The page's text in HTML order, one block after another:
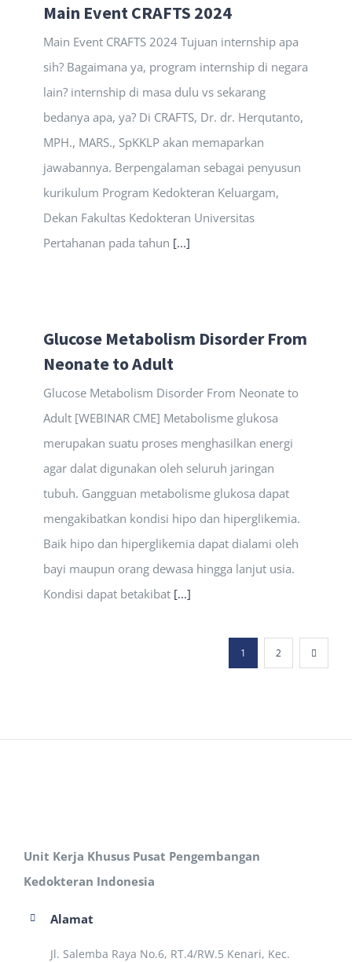
Main Event CRAFTS 2024
Main Event CRAFTS 2024 Tujuan internship apa
sih? Bagaimana ya, program internship di negara
lain? internship di masa dulu vs sekarang
bedanya apa, ya? Di CRAFTS, Dr. dr. Herqutanto,
MPH., MARS., SpKKLP akan memaparkan
jawabannya. Berpengalaman sebagai penyusun
kurikulum Program Kedokteran Keluargam,
Dekan Fakultas Kedokteran Universitas
Pertahanan pada tahun [...]
Glucose Metabolism Disorder From
Neonate to Adult
Glucose Metabolism Disorder From Neonate to
Adult [WEBINAR CME] Metabolisme glukosa
merupakan suatu proses menghasilkan energi
agar dalat digunakan oleh seluruh jaringan
tubuh. Gangguan metabolisme glukosa dapat
mengakibatkan kondisi hipo dan hiperglikemia.
Baik hipo dan hiperglikemia dapat dialami oleh
bayi maupun orang dewasa hingga lanjut usia.
Kondisi dapat betakibat [...]
1 2
Unit Kerja Khusus Pusat Pengembangan
Kedokteran Indonesia
Alamat
Jl. Salemba Raya No.6, RT.4/RW.5 Kenari, Kec.